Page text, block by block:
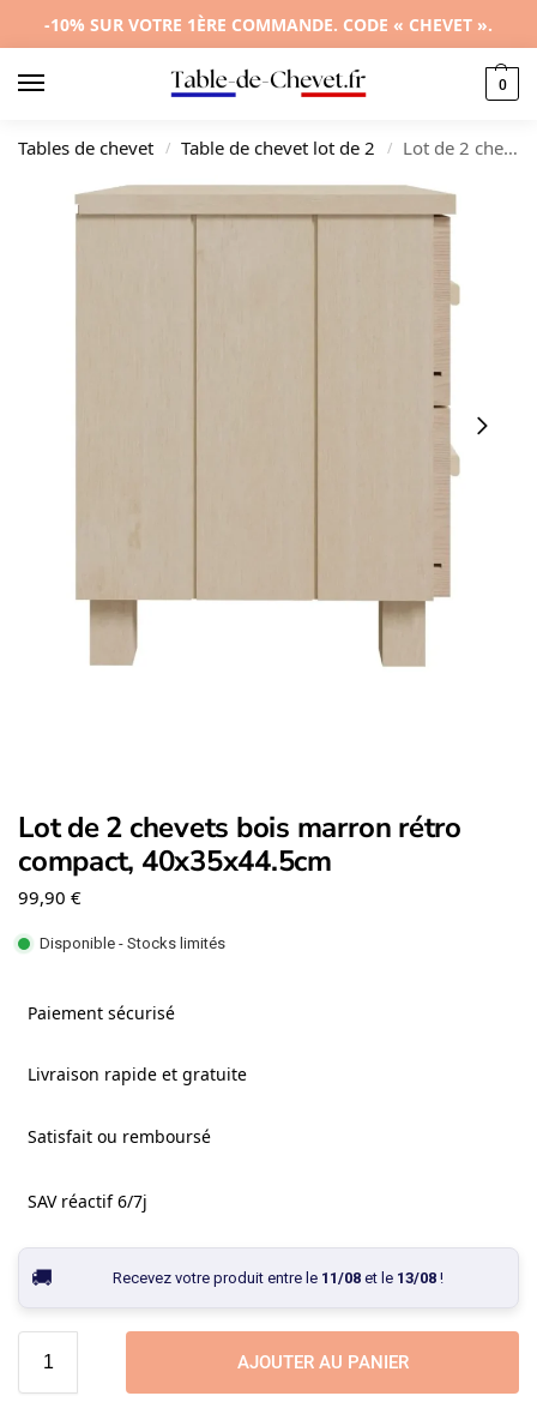
-10% SUR VOTRE 1ÈRE COMMANDE. CODE « CHEVET ».
0
Tables de chevet / Table de chevet lot de 2 / Lot de 2 chevets bois marron rétro compact, 40x35x44.5cm
Lot de 2 chevets bois marron rétro
compact, 40x35x44.5cm
99,90 €
Disponible - Stocks limités
Paiement sécurisé
Livraison rapide et gratuite
Satisfait ou remboursé
SAV réactif 6/7j
Recevez votre produit entre le 11/08et le 13/08!
AJOUTER AU PANIER